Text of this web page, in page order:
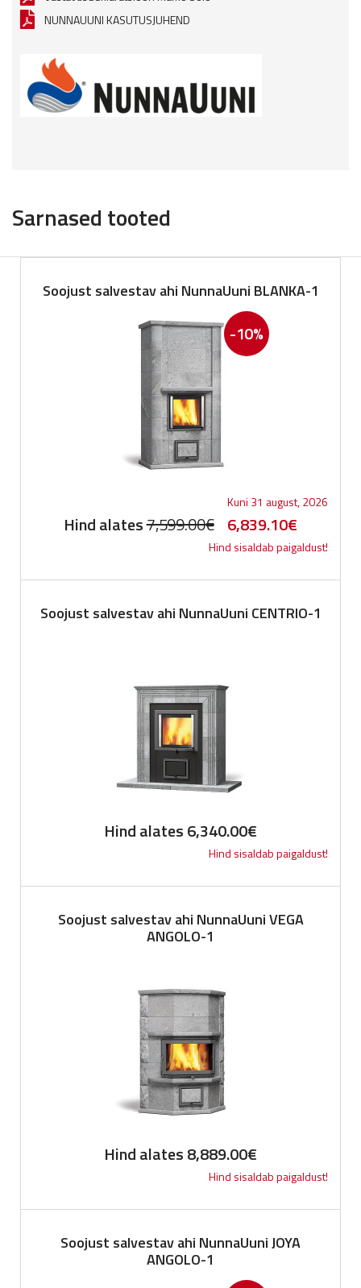
NUNNAUUNI KASUTUSJUHEND
Sarnased tooted
Soojust salvestav ahi NunnaUuni BLANKA-1
-10%
Kuni 31 august, 2026
Hind alates7,599.00€ Original
price
was:
7,599.00€.
6,839.10€
price
is:
Hind sisaldab paigaldust!
Soojust salvestav ahi NunnaUuni CENTRIO-1
Hind alates6,340.00€
Hind sisaldab paigaldust!
Soojust salvestav ahi NunnaUuni VEGA
ANGOLO-1
Hind alates8,889.00€
Hind sisaldab paigaldust!
Soojust salvestav ahi NunnaUuni JOYA
ANGOLO-1